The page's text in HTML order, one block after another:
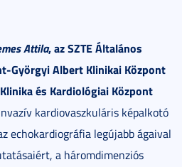
Attila, az SZTE Általános
Györgyi Albert Klinikai Központ
és Kardiológiai Központ
kardiovaszkuláris képalkotó
echokardiográfia legújabb ágaival
a háromdimenziós